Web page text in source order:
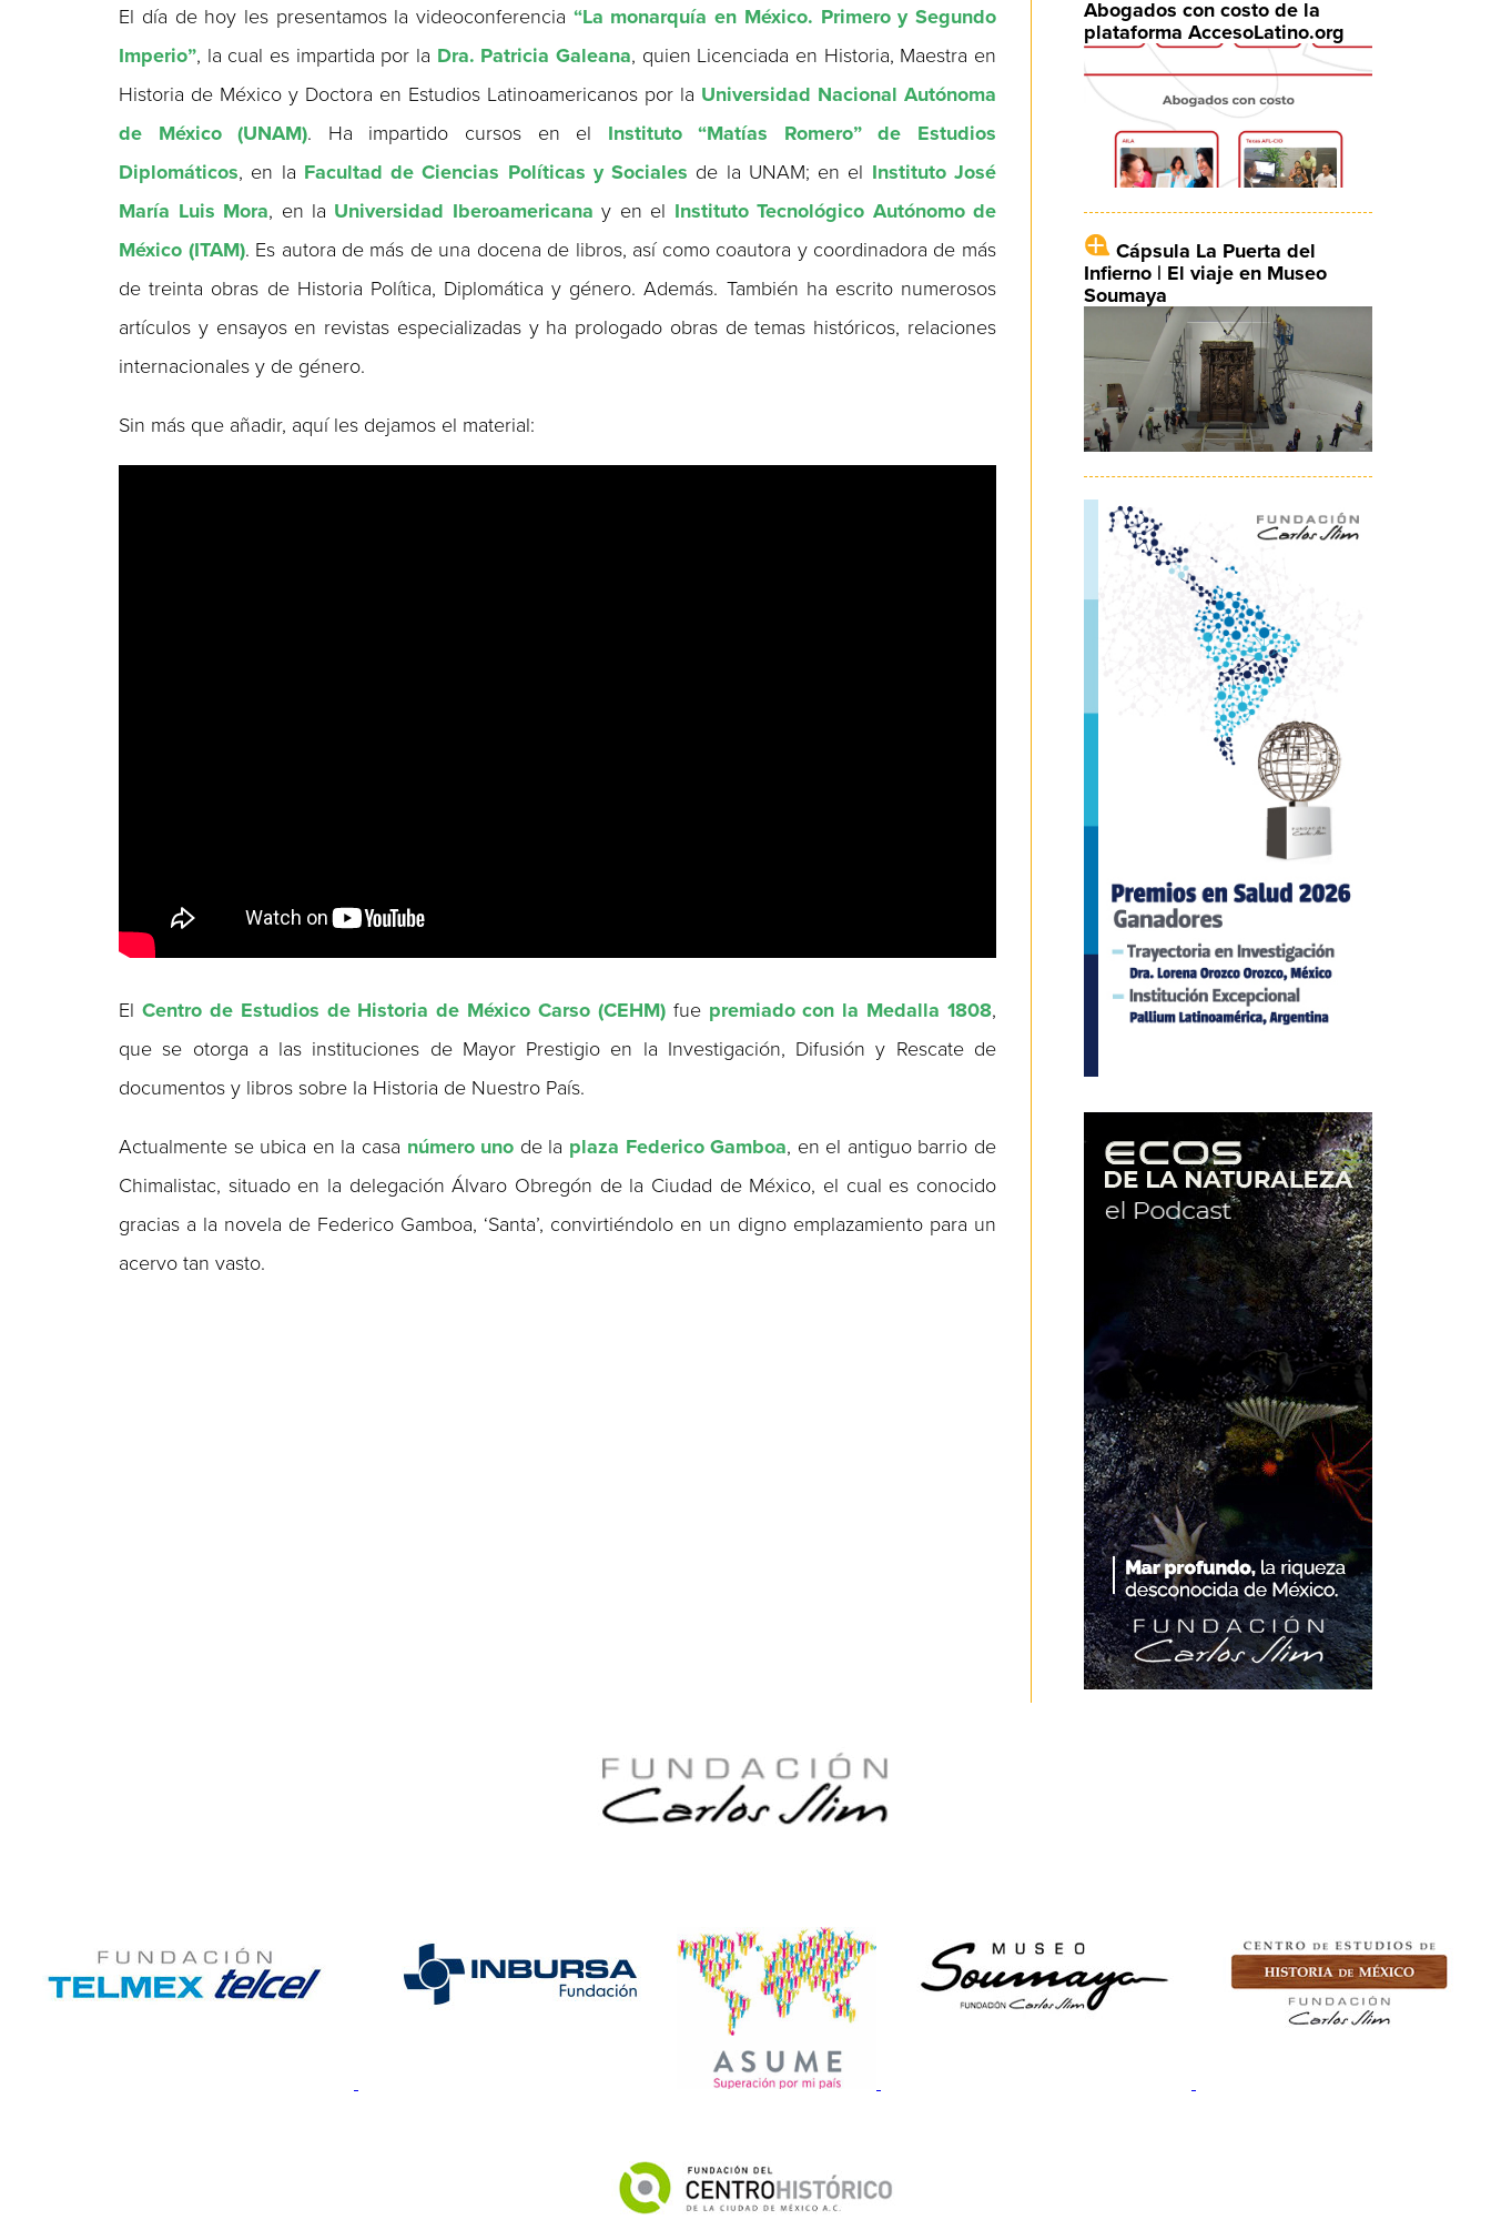
El día de hoy les presentamos la videoconferencia “La monarquía en México. Primero y Segundo
Imperio”, la cual es impartida por la Dra. Patricia Galeana, quien Licenciada en Historia, Maestra en
Historia de México y Doctora en Estudios Latinoamericanos por la Universidad Nacional Autónoma
de México (UNAM). Ha impartido cursos en el Instituto “Matías Romero” de Estudios
Diplomáticos, en la Facultad de Ciencias Políticas y Sociales de la UNAM; en el Instituto José
María Luis Mora, en la Universidad Iberoamericana y en el Instituto Tecnológico Autónomo de
México (ITAM). Es autora de más de una docena de libros, así como coautora y coordinadora de más
de treinta obras de Historia Política, Diplomática y género. Además. También ha escrito numerosos
artículos y ensayos en revistas especializadas y ha prologado obras de temas históricos, relaciones
internacionales y de género.
Sin más que añadir, aquí les dejamos el material:
ElCentro de Estudios de Historia de México Carso (CEHM)fue premiado con la Medalla 1808,
que se otorga a las instituciones de Mayor Prestigio en la Investigación, Difusión y Rescate de
documentos y libros sobre la Historia de Nuestro País.
Actualmente se ubica en la casa número uno de la plaza Federico Gamboa, en el antiguo barrio de
Chimalistac, situado en la delegación Álvaro Obregón de la Ciudad de México, el cual es conocido
gracias a la novela de Federico Gamboa, ‘Santa’, convirtiéndolo en un digno emplazamiento para un
acervo tan vasto.
Abogados con costo de la
plataforma AccesoLatino.org
Cápsula La Puerta del
Infierno | El viaje en Museo
Soumaya